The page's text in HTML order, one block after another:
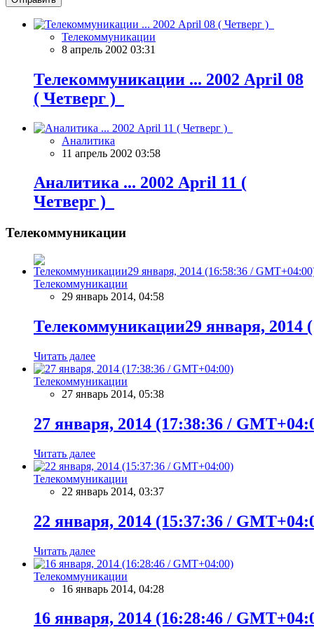
Телекоммуникации
8 апрель 2002 03:31
Телекоммуникации ... 2002 April 08
( Четверг )
Аналитика
11 апрель 2002 03:58
Аналитика ... 2002 April 11 (
Четверг )
Телекоммуникации
Телекоммуникации
29 январь 2014, 04:58
Телекоммуникации29 января, 2014
Читать далее
Телекоммуникации
27 январь 2014, 05:38
27 января, 2014 (17:38:36 /
Читать далее
Телекоммуникации
22 январь 2014, 03:37
22 января, 2014 (15:37:36 /
Читать далее
Телекоммуникации
16 январь 2014, 04:28
16 января, 2014 (16:28:46 /